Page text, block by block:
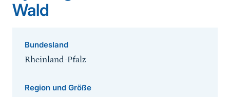
Wald
Bundesland
Rheinland-Pfalz
Region und Größe